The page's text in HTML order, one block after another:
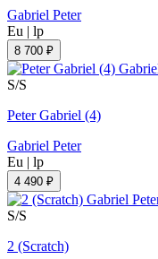
Gabriel Peter
Eu | lp
8 700 ₽
S/S
Peter Gabriel (4)
Gabriel Peter
Eu | lp
4 490 ₽
S/S
2 (Scratch)